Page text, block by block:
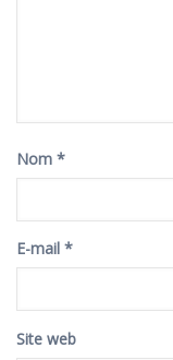
Nom *
E-mail *
Site web